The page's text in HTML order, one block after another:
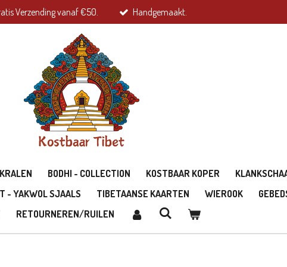
Verzending vanaf €50. Handgemaakt.
BODHI - COLLECTION KOSTBAAR KOPER
- YAKWOL SJAALS TIBETAANSE KAARTEN WIEROOK
RETOURNEREN/RUILEN